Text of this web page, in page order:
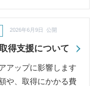
得支援について
2026年6月9日 公開
アップに影響します
や、取得にかかる費